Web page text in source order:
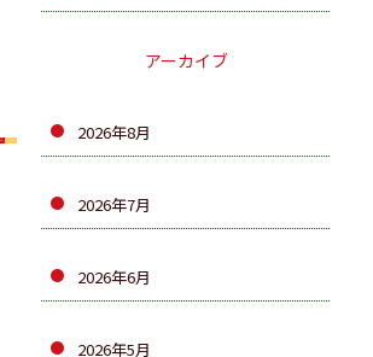
アーカイブ
2026年8月
2026年7月
2026年6月
2026年5月